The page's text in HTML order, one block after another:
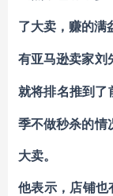
了大卖，赚的满
有亚马逊卖家刘
就将排名推到了
季不做秒杀的情
大卖。
他表示，店铺也